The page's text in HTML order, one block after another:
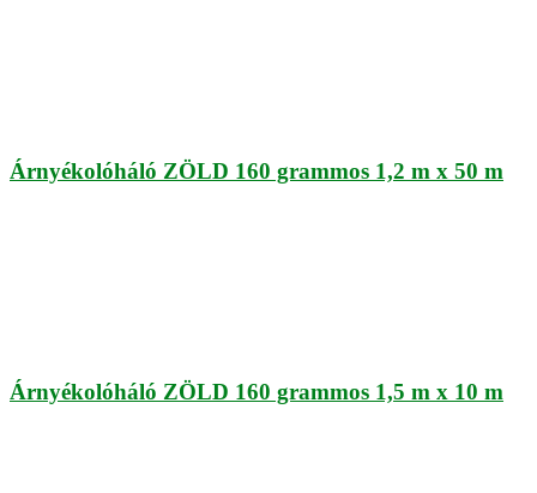
Árnyékolóháló ZÖLD 160 grammos 1,2 m x 50 m
Árnyékolóháló ZÖLD 160 grammos 1,5 m x 10 m